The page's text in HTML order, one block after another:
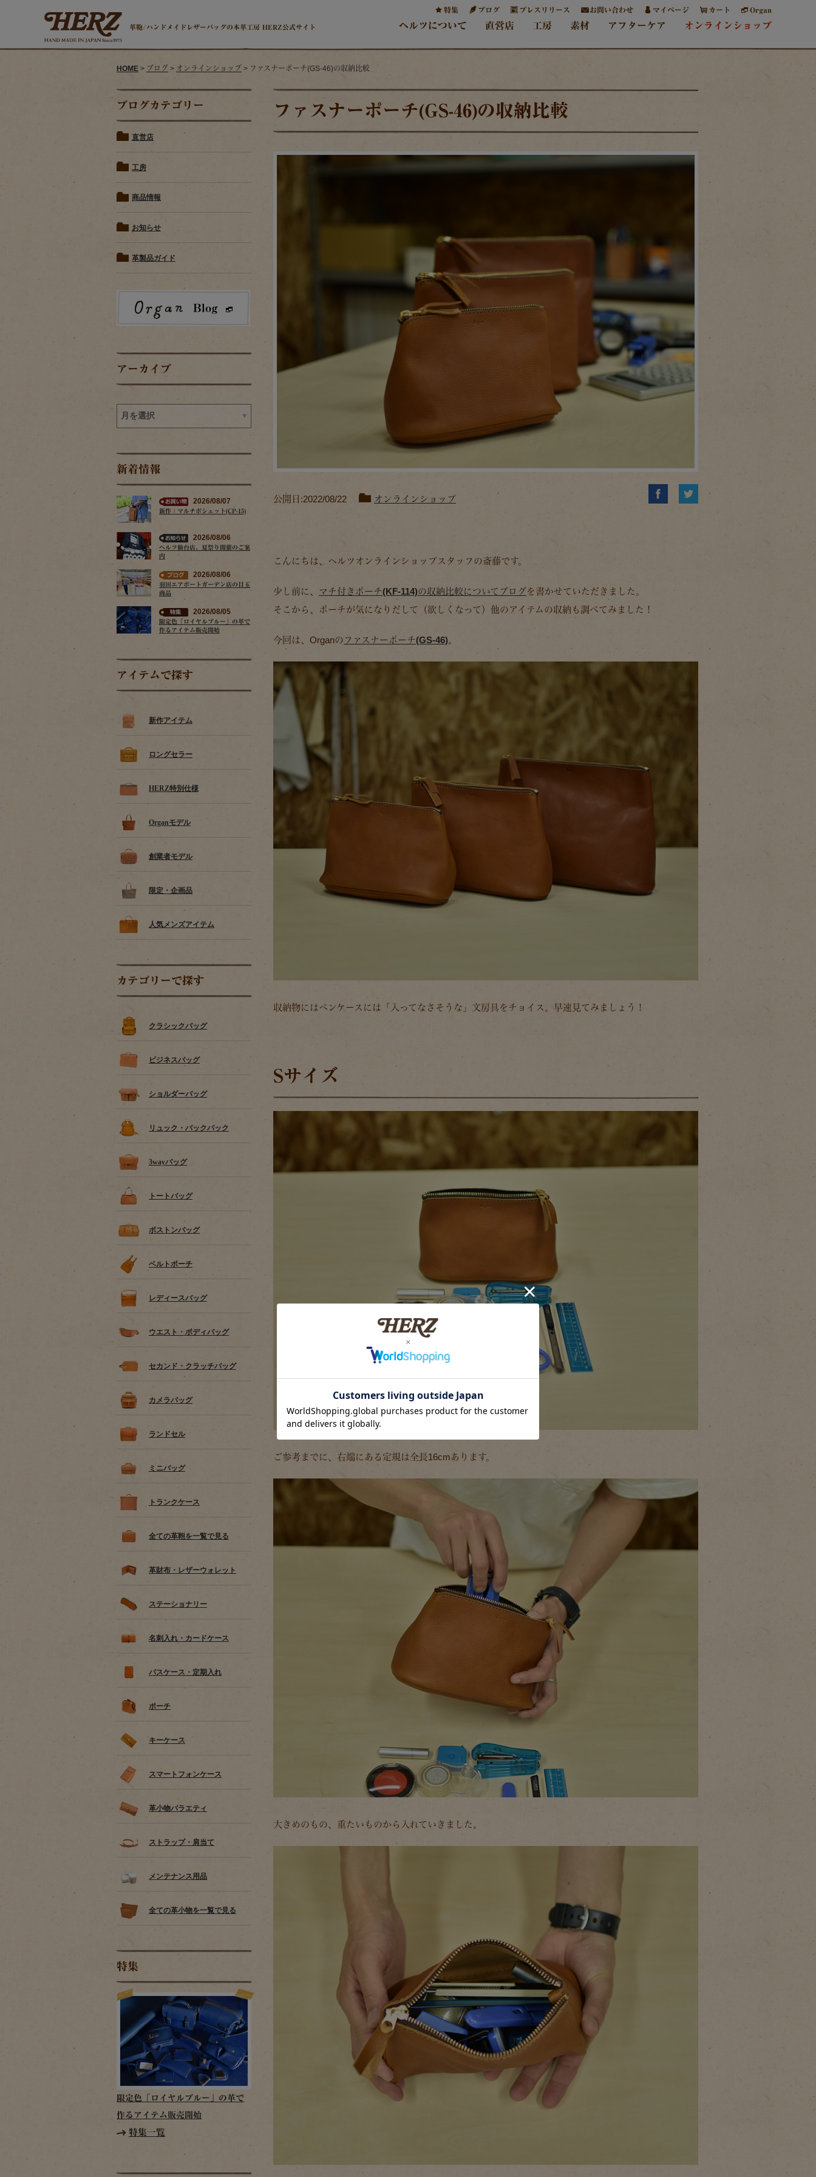
革鞄/ハンドメイドレザーバッグの本革工房 HERZ公式サイト
特集 ブログ プレスリリース お問い合わせ マイページ カート Organ
ヘルツについて 直営店 工房 素材 アフターケア オンラインショップ
HOME > ブログ > オンラインショップ > ファスナーポーチ(GS-46)の収納比較
ブログカテゴリー
直営店
工房
商品情報
お知らせ
革製品ガイド
アーカイブ
新着情報
2026/08/07
新作：マルチポシェット(CP-15)
2026/08/06
ヘルツ仙台店、夏祭り開催のご案
内
2026/08/06
羽田エアポートガーデン店の目玉
商品
2026/08/05
限定色「ロイヤルブルー」の革で
作るアイテム販売開始
アイテムで探す
新作アイテム
ロングセラー
HERZ特別仕様
Organモデル
創業者モデル
限定・企画品
人気メンズアイテム
カテゴリーで探す
クラシックバッグ
ビジネスバッグ
ショルダーバッグ
リュック・バックパック
3wayバッグ
トートバッグ
ボストンバッグ
ベルトポーチ
レディースバッグ
ウエスト・ボディバッグ
セカンド・クラッチバッグ
カメラバッグ
ランドセル
ミニバッグ
トランクケース
全ての革鞄を一覧で見る
革財布・レザーウォレット
ステーショナリー
名刺入れ・カードケース
パスケース・定期入れ
ポーチ
キーケース
スマートフォンケース
革小物バラエティ
ストラップ・肩当て
メンテナンス用品
全ての革小物を一覧で見る
特集
限定色「ロイヤルブルー」の革で
作るアイテム販売開始
特集一覧
ファスナーポーチ(GS-46)の収納比較
公開日:2022/08/22 オンラインショップ
こんにちは、ヘルツオンラインショップスタッフの斎藤です。
少し前に、 マチ付きポーチ(KF-114)の収納比較についてブログを書かせていただきました。
そこから、ポーチが気になりだして（欲しくなって）他のアイテムの収納も調べてみました！
今回は、Organの ファスナーポーチ(GS-46)。
収納物にはペンケースには「入ってなさそうな」文房具をチョイス。早速見てみましょう！
Sサイズ
ご参考までに、右端にある定規は全長16cmあります。
大きめのもの、重たいものから入れていきました。